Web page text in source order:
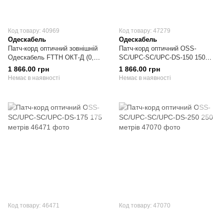
Код товару: 40969
Одескабель
Патч-корд оптичний зовнішній
Одескабель FTTH ОКТ-Д (0,5)
Simplex 150 метрів
1 866.00 грн
Немає в наявності
Код товару: 47279
Одескабель
Патч-корд оптичний OSS-
SC/UPC-SC/UPC-DS-150 150
метрів
1 866.00 грн
Немає в наявності
Код товару: 46471 Код товару: 47070